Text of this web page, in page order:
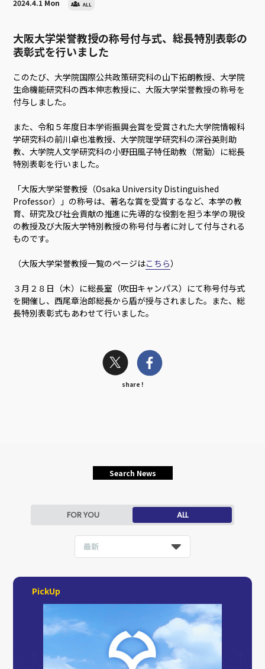
2024.4.1 Mon ALL
大阪大学栄誉教授の称号付与式、総長特別表彰の
表彰式を行いました
このたび、大学院国際公共政策研究科の山下拓朗教授、大学院
生命機能研究科の西本伸志教授に、大阪大学栄誉教授の称号を
付与しました。
また、令和５年度日本学術振興会賞を受賞された大学院情報科
学研究科の前川卓也准教授、大学院理学研究科の深谷英則助
教、大学院人文学研究科の小野田風子特任助教（常勤）に総長
特別表彰を行いました。
「大阪大学栄誉教授（Osaka University Distinguished
Professor）」の称号は、著名な賞を受賞するなど、本学の教
育、研究及び社会貢献の推進に先導的な役割を担う本学の現役
の教授及び大阪大学特別教授の称号付与者に対して付与される
ものです。
（大阪大学栄誉教授一覧のページはこちら）
３月２８日（木）に総長室（吹田キャンパス）にて称号付与式
を開催し、西尾章治郎総長から盾が授与されました。また、総
長特別表彰式もあわせて行いました。
share !
Search News
FOR YOU ALL
最新
PickUp